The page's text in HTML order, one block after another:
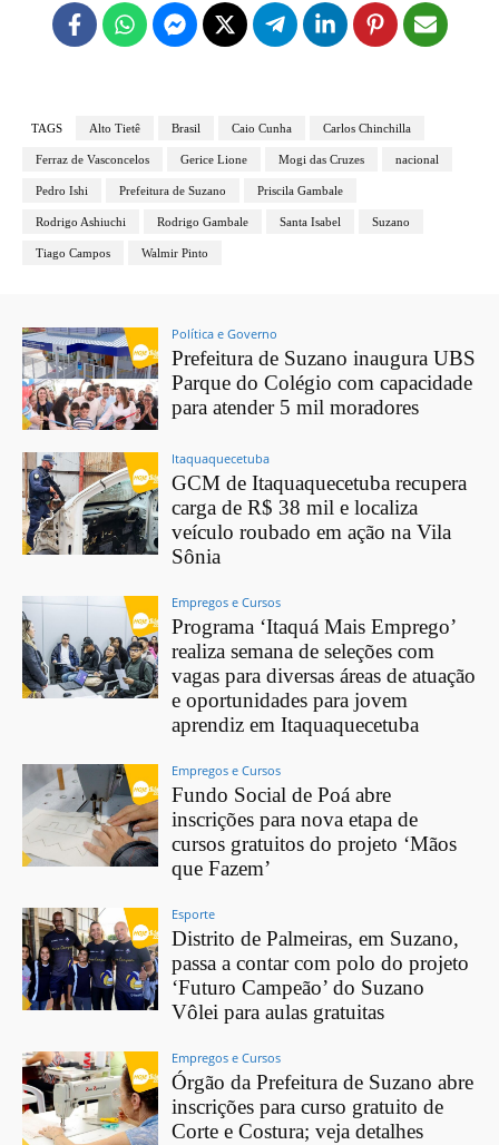
TAGS Alto Tietê Brasil Caio Cunha Carlos Chinchilla
Ferraz de Vasconcelos Gerice Lione Mogi das Cruzes nacional
Pedro Ishi Prefeitura de Suzano Priscila Gambale
Rodrigo Ashiuchi Rodrigo Gambale Santa Isabel Suzano
Tiago Campos Walmir Pinto
Política e Governo
Prefeitura de Suzano inaugura UBS
Parque do Colégio com capacidade
para atender 5 mil moradores
Itaquaquecetuba
GCM de Itaquaquecetuba recupera
carga de R$ 38 mil e localiza
veículo roubado em ação na Vila
Sônia
Empregos e Cursos
Programa ‘Itaquá Mais Emprego’
realiza semana de seleções com
vagas para diversas áreas de atuação
e oportunidades para jovem
aprendiz em Itaquaquecetuba
Empregos e Cursos
Fundo Social de Poá abre
inscrições para nova etapa de
cursos gratuitos do projeto ‘Mãos
que Fazem’
Esporte
Distrito de Palmeiras, em Suzano,
passa a contar com polo do projeto
‘Futuro Campeão’ do Suzano
Vôlei para aulas gratuitas
Empregos e Cursos
Órgão da Prefeitura de Suzano abre
inscrições para curso gratuito de
Corte e Costura; veja detalhes